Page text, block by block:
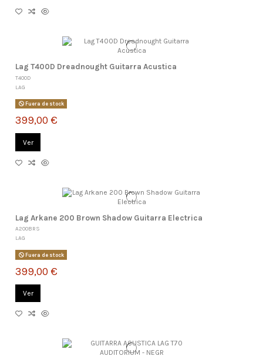
Lag T400D Dreadnought Guitarra Acustica
T400D
LAG
Fuera de stock
399,00 €
Ver
Lag Arkane 200 Brown Shadow Guitarra Electrica
A200BRS
LAG
Fuera de stock
399,00 €
Ver